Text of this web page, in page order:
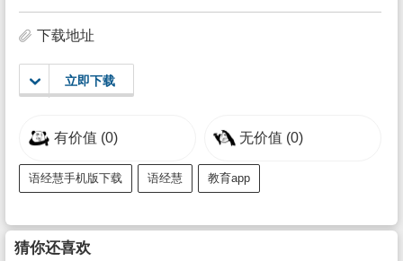
下载地址
立即下载
有价值 (0) 无价值 (0)
语经慧手机版下载 语经慧 教育app
猜你还喜欢